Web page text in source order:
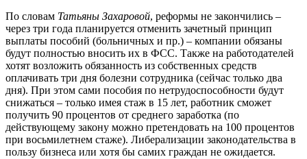
По словам Татьяны Захаровой, реформы не закончились –
через три года планируется отменить зачетный принцип
выплаты пособий (больничных и пр.) – компании обязаны
будут полностью вносить их в ФСС. Также на работодателей
хотят возложить обязанность из собственных средств
оплачивать три дня болезни сотрудника (сейчас только два
дня). При этом сами пособия по нетрудоспособности будут
снижаться – только имея стаж в 15 лет, работник сможет
получить 90 процентов от среднего заработка (по
действующему закону можно претендовать на 100 процентов
при восьмилетнем стаже). Либерализации законодательства в
пользу бизнеса или хотя бы самих граждан не ожидается.